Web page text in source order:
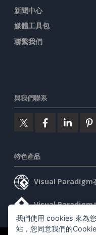
新聞中心
媒體工具包
聯繫我們
與我們聯系
特色產品
Visual Paradigm
Visual Paradigm
我們使用 cookies 來為
站，您同意我們的